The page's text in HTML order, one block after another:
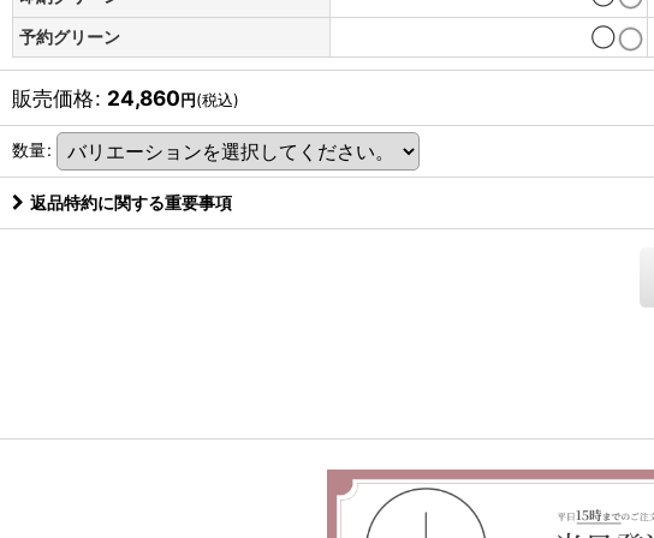
予約グリーン ◯
販売価格: 24,860円(税込)
数量:
返品特約に関する重要事項